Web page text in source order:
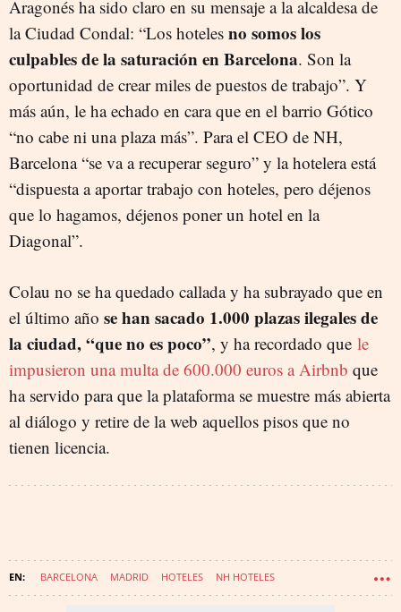
Aragonés ha sido claro en su mensaje a la alcaldesa de
la Ciudad Condal: “Los hoteles no somos los
culpables de la saturación en Barcelona. Son la
oportunidad de crear miles de puestos de trabajo”. Y
más aún, le ha echado en cara que en el barrio Gótico
“no cabe ni una plaza más”. Para el CEO de NH,
Barcelona “se va a recuperar seguro” y la hotelera está
“dispuesta a aportar trabajo con hoteles, pero déjenos
que lo hagamos, déjenos poner un hotel en la
Diagonal”.
Colau no se ha quedado callada y ha subrayado que en
el último año se han sacado 1.000 plazas ilegales de
la ciudad, “que no es poco”, y ha recordado que le
impusieron una multa de 600.000 euros a Airbnb que
ha servido para que la plataforma se muestre más abierta
al diálogo y retire de la web aquellos pisos que no
tienen licencia.
BARCELONA MADRID HOTELES NH HOTELES